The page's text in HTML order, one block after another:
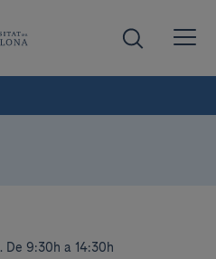
. De 9:30h a 14:30h